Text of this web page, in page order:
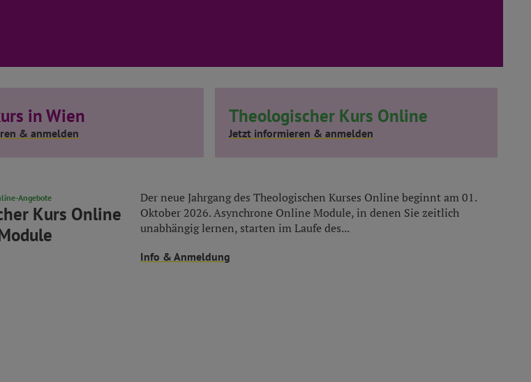
in Wien
& anmelden
Theologischer Kurs Online
Jetzt informieren & anmelden
Angebote
Kurs Online
Der neue Jahrgang des Theologischen Kurses Online beginnt am 01.
Oktober 2026. Asynchrone Online Module, in denen Sie zeitlich
unabhängig lernen, starten im Laufe des...
Info & Anmeldung